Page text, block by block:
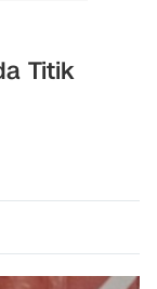
Titik